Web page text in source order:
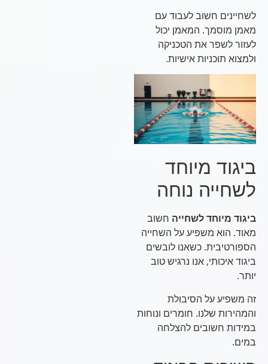
לשחיינים חשוב לעבוד עם
מאמן מוסמך. המאמן יכול
לעזור לשפר את הטכניקה
ולמצוא תוכניות אישיות.
ביגוד מיוחד
לשחייה נוחה
ביגוד מיוחד לשחייהחשוב
מאוד. הוא משפיע על השחייה
הספורטיבית. כשאנו לובשים
ביגוד איכותי, אנו נרגיש טוב
יותר.
זה משפיע על הסיבולת
והמהירות שלנו. חומרים ונוחות
במידות חשובים להצלחה
במים.